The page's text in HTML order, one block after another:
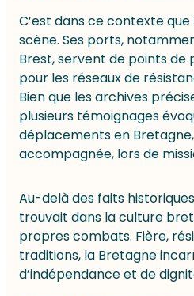
C’est dans ce contexte
scène. Ses ports,
Brest, servent de points de
pour les réseaux de
Bien que les archives
plusieurs témoignages
déplacements en
accompagnée, lors de
Au-delà des faits
trouvait dans la culture
propres combats. Fière,
traditions, la Bretagne
d’indépendance et de